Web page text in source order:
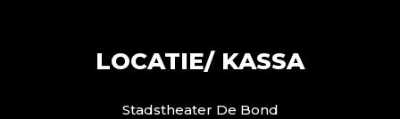
LOCATIE/ KASSA
Stadstheater De Bond